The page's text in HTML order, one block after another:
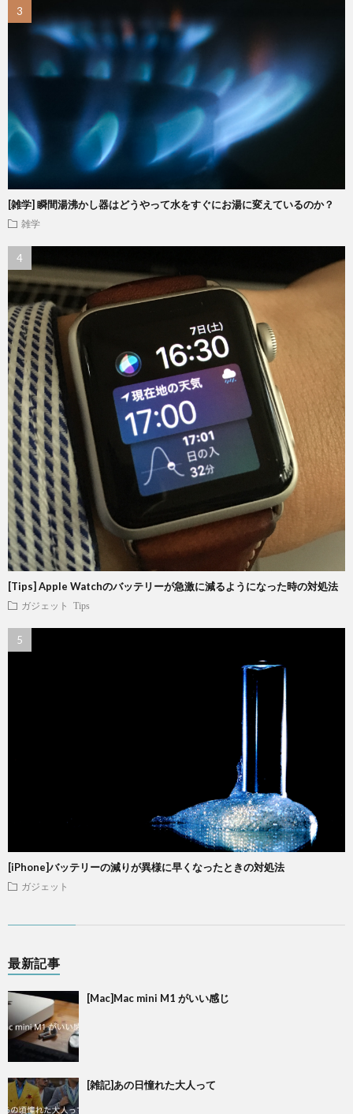
[雑学] 瞬間湯沸かし器はどうやって水をすぐにお湯に変えているのか？
雑学
[Tips] Apple Watchのバッテリーが急激に減るようになった時の対処法
ガジェット Tips
[iPhone]バッテリーの減りが異様に早くなったときの対処法
ガジェット
最新記事
[Mac]Mac mini M1 がいい感じ
[雑記]あの日憧れた大人って